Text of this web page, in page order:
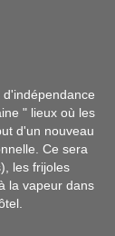
" lieux où les
d'un nouveau
Ce sera
les frijoles
la vapeur dans